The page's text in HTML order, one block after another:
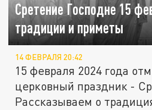
Сретение Господне 15
традиции и приметы
14 ФЕВРАЛЯ 20:42
15 февраля 2024 года
церковный праздник -
Рассказываем о